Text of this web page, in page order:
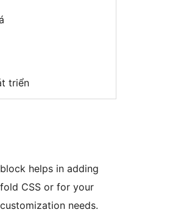
triển
helps in adding
CSS or for your
needs.